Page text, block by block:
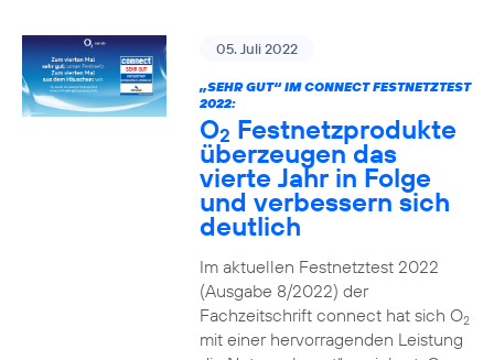
05. Juli 2022
„SEHR GUT“ IM CONNECT FESTNETZTEST
2022:
O2 Festnetzprodukte
überzeugen das
vierte Jahr in Folge
und verbessern sich
deutlich
Im aktuellen Festnetztest 2022
(Ausgabe 8/2022) der
Fachzeitschrift connect hat sich O2
mit einer hervorragenden Leistung